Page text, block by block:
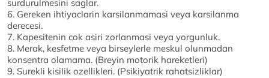
surdurulmesini saglar.
6. Gereken ihtiyaclarin karsilanmamasi veya karsilanma
derecesi.
7. Kapesitenin cok asiri zorlanmasi veya yorgunluk.
8. Merak, kesfetme veya birseylerle meskul olunmadan
konsentra olamama. (Breyin motorik hareketleri)
9. Surekli kisilik ozellikleri. (Psikiyatrik rahatsizliklar)